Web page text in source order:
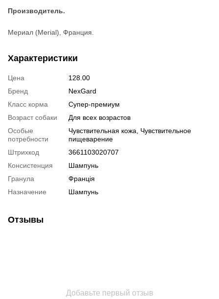
Производитель.
Мериал (Merial), Франция.
Характеристики
Цена
128.00
Бренд
NexGard
Класс корма
Супер-премиум
Возраст собаки
Для всех возрастов
Особые
потребности
Чувствительная кожа, Чувствительное
пищеварение
Штрихкод
3661103020707
Консистенция
Шампунь
Гранула
Франція
Назначение
Шампунь
Отзывы
Добавьте первый отзыв